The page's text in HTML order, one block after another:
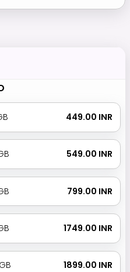
₹ 449.00 INR
₹ 549.00 INR
₹ 799.00 INR
₹ 1749.00 INR
GB ₹ 1899.00 INR